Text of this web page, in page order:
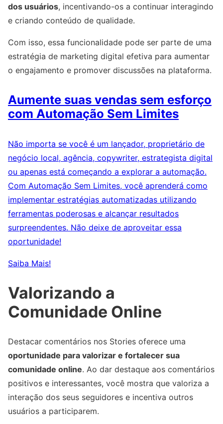
dos usuários, incentivando-os a continuar interagindo
e criando conteúdo de qualidade.
Com isso, essa funcionalidade pode ser parte de uma
estratégia de marketing digital efetiva para aumentar
o engajamento e promover discussões na plataforma.
Aumente suas vendas sem esforço
com Automação Sem Limites
Não importa se você é um lançador, proprietário de
negócio local, agência, copywriter, estrategista digital
ou apenas está começando a explorar a automação.
Com Automação Sem Limites, você aprenderá como
implementar estratégias automatizadas utilizando
ferramentas poderosas e alcançar resultados
surpreendentes. Não deixe de aproveitar essa
oportunidade!
Saiba Mais!
Valorizando a
Comunidade Online
Destacar comentários nos Stories oferece uma
oportunidade para valorizar e fortalecer sua
comunidade online. Ao dar destaque aos comentários
positivos e interessantes, você mostra que valoriza a
interação dos seus seguidores e incentiva outros
usuários a participarem.